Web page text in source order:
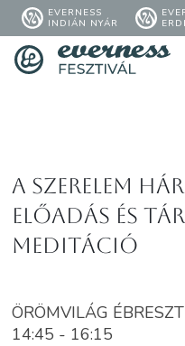
EVERNESS
INDIÁN NYÁR
A szerelem
előadás és
meditáció
ÖRÖMVILÁG
14:45 - 16:15